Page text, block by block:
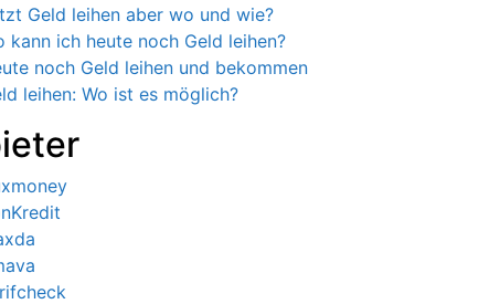
Geld leihen aber wo und wie?
kann ich heute noch Geld leihen?
noch Geld leihen und bekommen
leihen: Wo ist es möglich?